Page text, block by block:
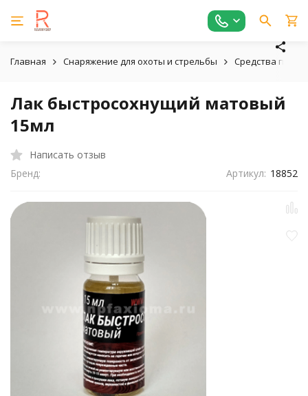
Главная Снаряжение для охоты и стрельбы Средства по
Лак быстросохнущий матовый
15мл
Написать отзыв
Бренд:
Артикул: 18852